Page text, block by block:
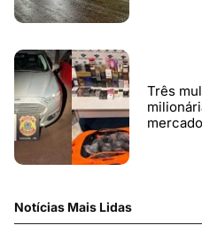
Três
Notícias Mais Lidas